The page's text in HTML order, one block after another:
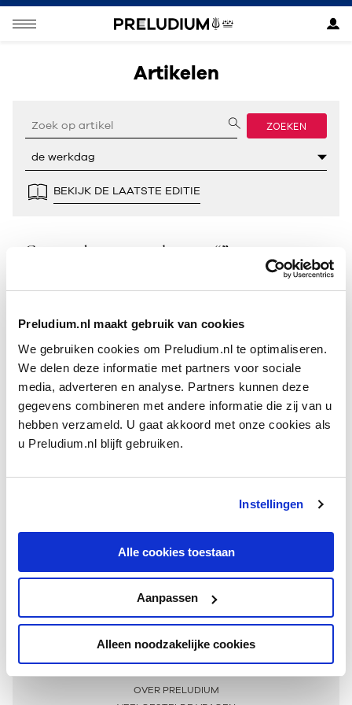
Preludium.nl maakt gebruik van cookies
We gebruiken cookies om Preludium.nl te optimaliseren.
We delen deze informatie met partners voor sociale
media, adverteren en analyse. Partners kunnen deze
gegevens combineren met andere informatie die zij van u
hebben verzameld. U gaat akkoord met onze cookies als
u Preludium.nl blijft gebruiken.
Instellingen
Alle cookies toestaan
Aanpassen
Alleen noodzakelijke cookies
Artikelen
ZOEKEN
BEKIJK DE LAATSTE EDITIE
Geen resultaten gevonden voor “”.
Meer informatie
OVER PRELUDIUM